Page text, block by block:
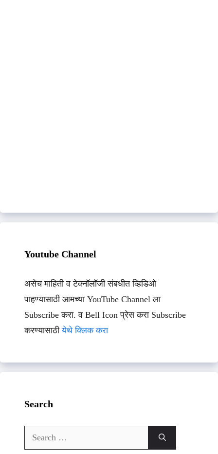
Youtube Channel
असेच माहिती व टेक्नॉलॉजी संबधीत व्हिडिओ
पाहण्यासाठी आमच्या YouTube Channel ला
Subscribe करा. व Bell Icon प्रेस करा Subscribe
करण्यासाठीयेथे क्लिक करा
Search
Search
for: